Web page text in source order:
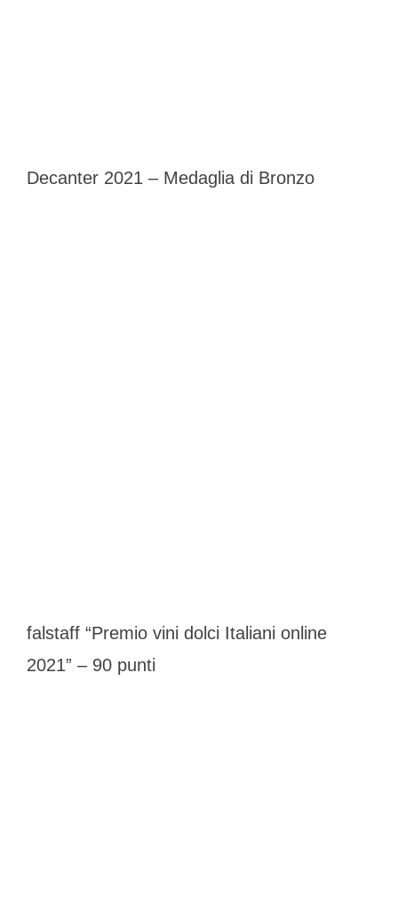
Decanter 2021 – Medaglia di Bronzo
falstaff “Premio vini dolci Italiani online
2021” – 90 punti